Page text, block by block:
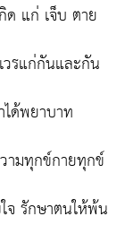
แก่ เจ็บ ตาย
วรแก่กันและกัน
ด้พยาบาท
ามทุกข์กายทุกข์
จ รักษาตนให้พ้น